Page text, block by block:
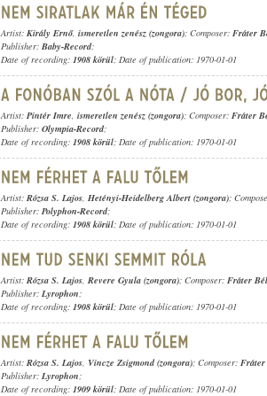
Artist: Király Ernő, ismeretlen zenész (zongora); Composer: Fráter
Publisher: Baby-Record;
Date of recording: 1908 körül; Date of publication: 1970-01-01
Artist: Pintér Imre, ismeretlen zenész (zongora); Composer: Fráter
Publisher: Olympia-Record;
Date of recording: 1908 körül; Date of publication: 1970-01-01
Artist: Rózsa S. Lajos, Hetényi-Heidelberg Albert (zongora);
Publisher: Polyphon-Record;
Date of recording: 1908 körül; Date of publication: 1970-01-01
Artist: Rózsa S. Lajos, Revere Gyula (zongora); Composer: Fráter
Publisher: Lyrophon;
Date of recording: 1908 körül; Date of publication: 1970-01-01
Artist: Rózsa S. Lajos, Vincze Zsigmond (zongora); Composer: Fráter
Publisher: Lyrophon;
Date of recording: 1909 körül; Date of publication: 1970-01-01